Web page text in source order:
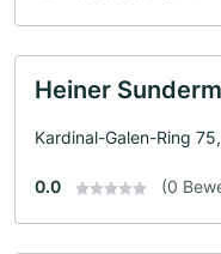
Heiner
Kardinal-Galen-Ring
0.0 (0